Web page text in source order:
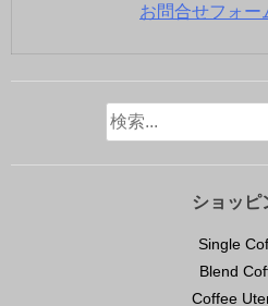
お問合せフォー
ショッピ
Single
Blend
Coffee